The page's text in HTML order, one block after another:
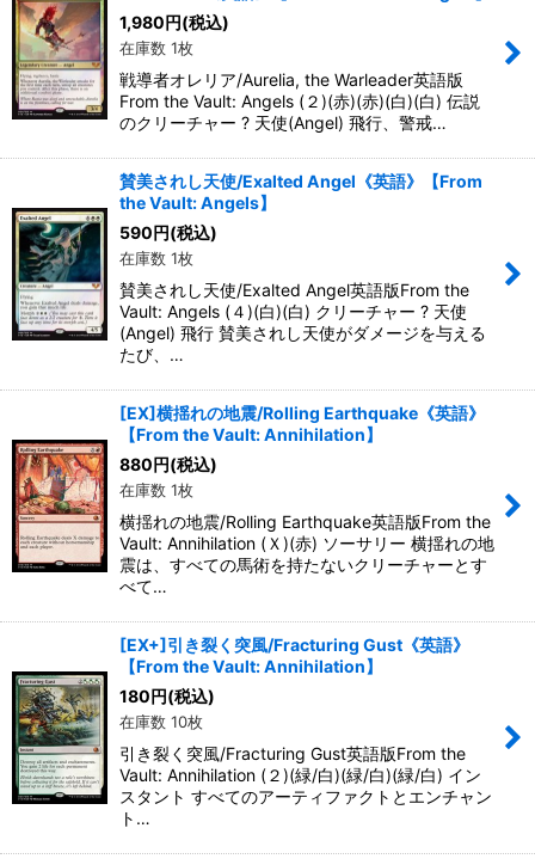
1,980円(税込)
在庫数 1枚
戦導者オレリア/Aurelia, the Warleader英語版
From the Vault: Angels (２)(赤)(赤)(白)(白) 伝説
のクリーチャー ? 天使(Angel) 飛行、警戒…
賛美されし天使/Exalted Angel《英語》【From
the Vault: Angels】
590円(税込)
在庫数 1枚
賛美されし天使/Exalted Angel英語版From the
Vault: Angels (４)(白)(白) クリーチャー ? 天使
(Angel) 飛行 賛美されし天使がダメージを与える
たび、…
[EX]横揺れの地震/Rolling Earthquake《英語》
【From the Vault: Annihilation】
880円(税込)
在庫数 1枚
横揺れの地震/Rolling Earthquake英語版From the
Vault: Annihilation (Ｘ)(赤) ソーサリー 横揺れの地
震は、すべての馬術を持たないクリーチャーとす
べて…
[EX+]引き裂く突風/Fracturing Gust《英語》
【From the Vault: Annihilation】
180円(税込)
在庫数 10枚
引き裂く突風/Fracturing Gust英語版From the
Vault: Annihilation (２)(緑/白)(緑/白)(緑/白) イン
スタント すべてのアーティファクトとエンチャン
ト…